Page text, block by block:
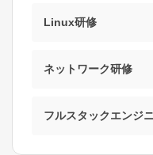
Linux研修
ネットワーク研修
フルスタックエンジ